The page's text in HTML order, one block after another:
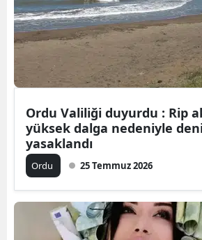
Ordu Valiliği duyurdu : Rip
yüksek dalga nedeniyle
yasaklandı
Ordu 25 Temmuz 2026